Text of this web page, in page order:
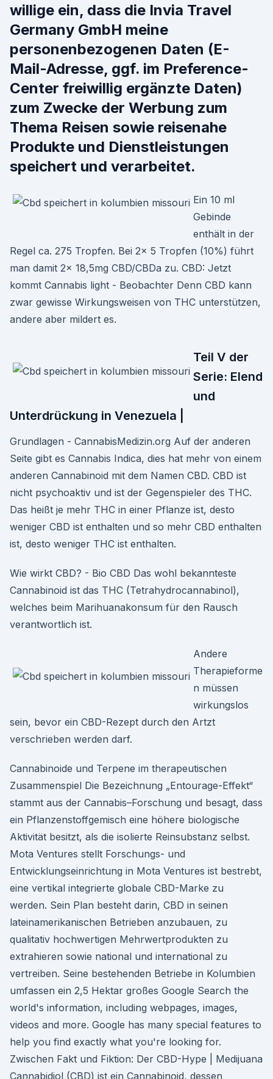
willige ein, dass die Invia Travel
Germany GmbH meine
personenbezogenen Daten (E-
Mail-Adresse, ggf. im Preference-
Center freiwillig ergänzte Daten)
zum Zwecke der Werbung zum
Thema Reisen sowie reisenahe
Produkte und Dienstleistungen
speichert und verarbeitet.
Ein 10 ml
Gebinde
enthält in der
Regel ca. 275 Tropfen. Bei 2x 5 Tropfen (10%) führt
man damit 2x 18,5mg CBD/CBDa zu. CBD: Jetzt
kommt Cannabis light - Beobachter Denn CBD kann
zwar gewisse Wirkungsweisen von THC unterstützen,
andere aber mildert es.
Teil V der
Serie: Elend
und
Unterdrückung in Venezuela |
Grundlagen - CannabisMedizin.org Auf der anderen
Seite gibt es Cannabis Indica, dies hat mehr von einem
anderen Cannabinoid mit dem Namen CBD. CBD ist
nicht psychoaktiv und ist der Gegenspieler des THC.
Das heißt je mehr THC in einer Pflanze ist, desto
weniger CBD ist enthalten und so mehr CBD enthalten
ist, desto weniger THC ist enthalten.
Wie wirkt CBD? - Bio CBD Das wohl bekannteste
Cannabinoid ist das THC (Tetrahydrocannabinol),
welches beim Marihuanakonsum für den Rausch
verantwortlich ist.
Andere
Therapieforme
n müssen
wirkungslos
sein, bevor ein CBD-Rezept durch den Artzt
verschrieben werden darf.
Cannabinoide und Terpene im therapeutischen
Zusammenspiel Die Bezeichnung „Entourage-Effekt“
stammt aus der Cannabis–Forschung und besagt, dass
ein Pflanzenstoffgemisch eine höhere biologische
Aktivität besitzt, als die isolierte Reinsubstanz selbst.
Mota Ventures stellt Forschungs- und
Entwicklungseinrichtung in Mota Ventures ist bestrebt,
eine vertikal integrierte globale CBD-Marke zu
werden. Sein Plan besteht darin, CBD in seinen
lateinamerikanischen Betrieben anzubauen, zu
qualitativ hochwertigen Mehrwertprodukten zu
extrahieren sowie national und international zu
vertreiben. Seine bestehenden Betriebe in Kolumbien
umfassen ein 2,5 Hektar großes Google Search the
world's information, including webpages, images,
videos and more. Google has many special features to
help you find exactly what you're looking for.
Zwischen Fakt und Fiktion: Der CBD-Hype | Medijuana
Cannabidiol (CBD) ist ein Cannabinoid, dessen